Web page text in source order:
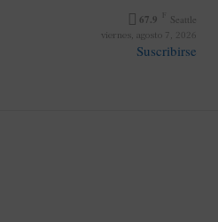
67.9 F
Seattle
viernes, agosto 7, 2026
Suscribirse